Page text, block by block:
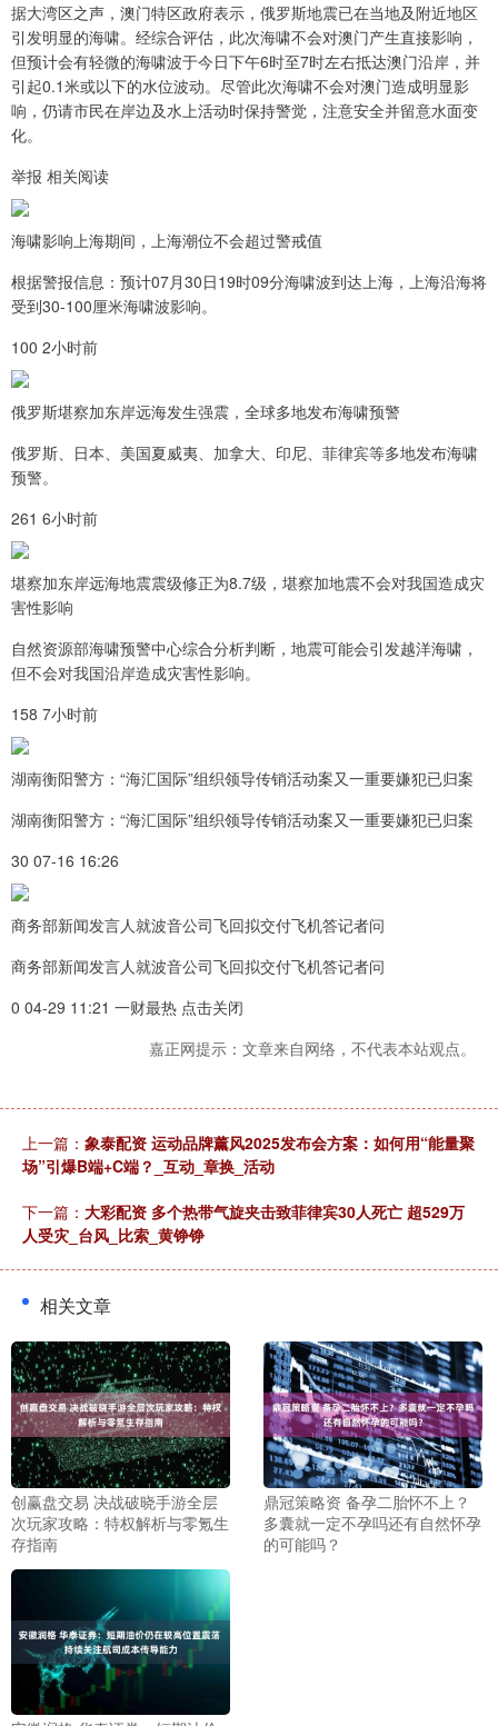
据大湾区之声，澳门特区政府表示，俄罗斯地震已在当地及附近地区
引发明显的海啸。经综合评估，此次海啸不会对澳门产生直接影响，
但预计会有轻微的海啸波于今日下午6时至7时左右抵达澳门沿岸，并
引起0.1米或以下的水位波动。尽管此次海啸不会对澳门造成明显影
响，仍请市民在岸边及水上活动时保持警觉，注意安全并留意水面变
化。
举报 相关阅读
海啸影响上海期间，上海潮位不会超过警戒值
根据警报信息：预计07月30日19时09分海啸波到达上海，上海沿海将
受到30-100厘米海啸波影响。
100 2小时前
俄罗斯堪察加东岸远海发生强震，全球多地发布海啸预警
俄罗斯、日本、美国夏威夷、加拿大、印尼、菲律宾等多地发布海啸
预警。
261 6小时前
堪察加东岸远海地震震级修正为8.7级，堪察加地震不会对我国造成灾
害性影响
自然资源部海啸预警中心综合分析判断，地震可能会引发越洋海啸，
但不会对我国沿岸造成灾害性影响。
158 7小时前
湖南衡阳警方：“海汇国际”组织领导传销活动案又一重要嫌犯已归案
湖南衡阳警方：“海汇国际”组织领导传销活动案又一重要嫌犯已归案
30 07-16 16:26
商务部新闻发言人就波音公司飞回拟交付飞机答记者问
商务部新闻发言人就波音公司飞回拟交付飞机答记者问
0 04-29 11:21 一财最热 点击关闭
嘉正网提示：文章来自网络，不代表本站观点。
上一篇： 象泰配资 运动品牌薰风2025发布会方案：如何用“能量聚
场”引爆B端+C端？_互动_章换_活动
下一篇： 大彩配资 多个热带气旋夹击致菲律宾30人死亡 超529万
人受灾_台风_比索_黄铮铮
相关文章
创赢盘交易 决战破晓手游全层
次玩家攻略：特权解析与零氪生
存指南
鼎冠策略资 备孕二胎怀不上？
多囊就一定不孕吗还有自然怀孕
的可能吗？